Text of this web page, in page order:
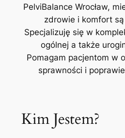
PelviBalance Wrocław,
zdrowie i komfort
Specjalizuję się w
ogólnej a także
Pomagam pacjentom w
sprawności i
Kim Jestem?